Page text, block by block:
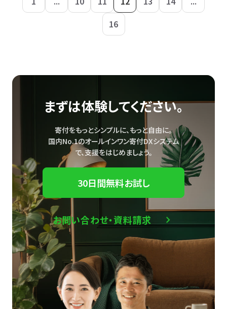
16
まずは体験してください。
寄付をもっとシンプルに、もっと自由に。
国内No.1のオールインワン寄付DXシステム
で、支援をはじめましょう。
30日間無料お試し
お問い合わせ・資料請求